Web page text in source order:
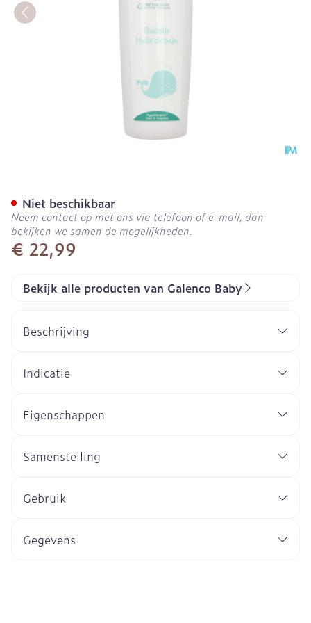
€ 22,99
Niet beschikbaar
Neem contact op met ons via telefoon of e-mail, dan
bekijken we samen de mogelijkheden.
Bekijk alle producten van Galenco Baby
Beschrijving
Indicatie
Eigenschappen
Samenstelling
Gebruik
Gegevens